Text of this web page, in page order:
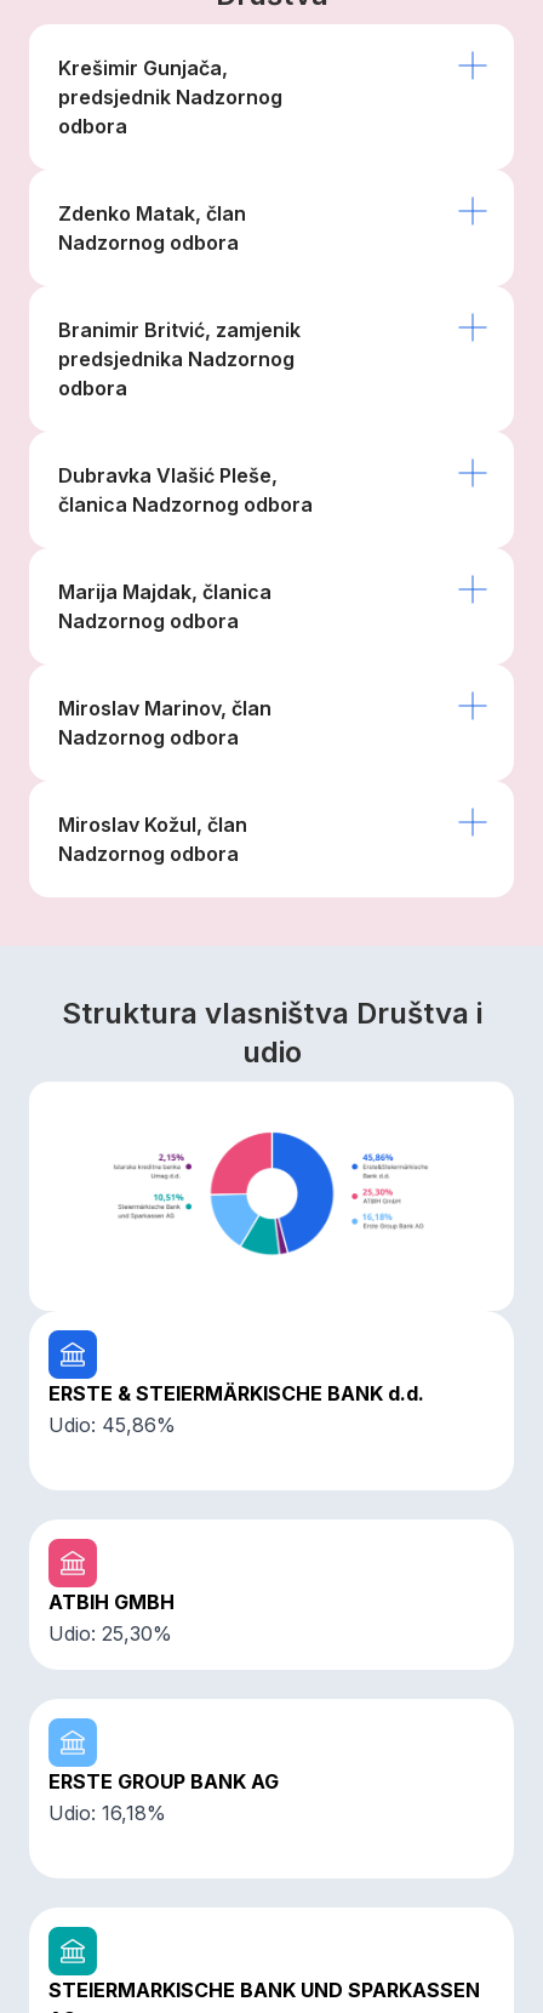
Krešimir Gunjača,
predsjednik Nadzornog
odbora
Zdenko Matak, član
Nadzornog odbora
Branimir Britvić, zamjenik
predsjednika Nadzornog
odbora
Dubravka Vlašić Pleše,
članica Nadzornog odbora
Marija Majdak, članica
Nadzornog odbora
Miroslav Marinov, član
Nadzornog odbora
Miroslav Kožul, član
Nadzornog odbora
Struktura vlasništva Društva i
udio
ERSTE & STEIERMÄRKISCHE BANK d.d.
Udio: 45,86%
ATBIH GMBH
Udio: 25,30%
ERSTE GROUP BANK AG
Udio: 16,18%
STEIERMARKISCHE BANK UND SPARKASSEN